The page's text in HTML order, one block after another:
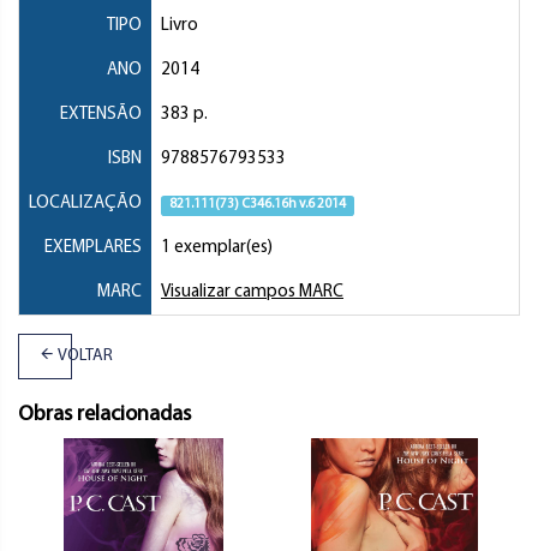
TIPO Livro
ANO 2014
EXTENSÃO 383 p.
ISBN 9788576793533
LOCALIZAÇÃO 821.111(73) C346.16h v.6 2014
EXEMPLARES 1 exemplar(es)
MARC Visualizar campos MARC
VOLTAR
Obras relacionadas